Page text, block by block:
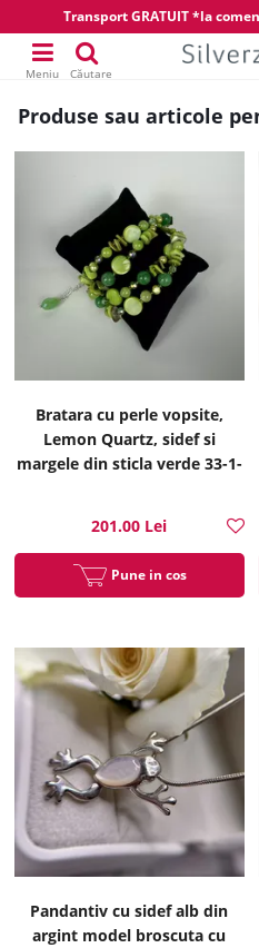
Transport GRATUIT *la
Meniu Căutare
Produse sau articole
Bratara cu perle vopsite,
Lemon Quartz, sidef si
margele din sticla verde 33-1-
201.00 Lei
Pune in cos
Pandantiv cu sidef alb din
argint model broscuta cu